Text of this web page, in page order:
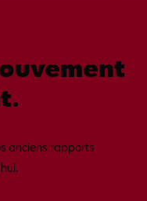
anciens rapports